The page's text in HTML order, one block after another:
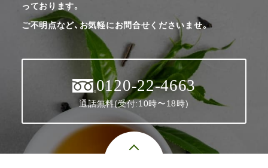
っております。
ご不明点など、お気軽にお問合せくださいませ。
0120-22-4663
通話無料(受付:10時〜18時)